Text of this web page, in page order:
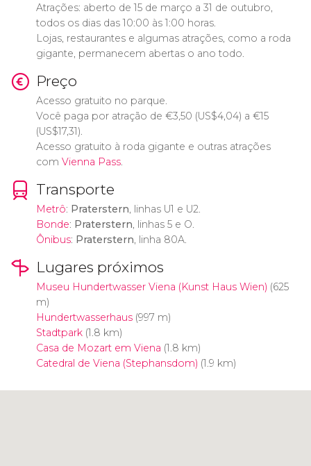
Atrações: aberto de 15 de março a 31 de outubro,
todos os dias das 10:00 às 1:00 horas.
Lojas, restaurantes e algumas atrações, como a roda
gigante, permanecem abertas o ano todo.
Preço
Acesso gratuito no parque.
Você paga por atração de €3,50 (US$4,04) a €15
(US$17,31).
Acesso gratuito à roda gigante e outras atrações
com Vienna Pass.
Transporte
Metrô: Praterstern, linhas U1 e U2.
Bonde: Praterstern, linhas 5 e O.
Ônibus: Praterstern, linha 80A.
Lugares próximos
Museu Hundertwasser Viena (Kunst Haus Wien) (625
m)
Hundertwasserhaus(997 m)
Stadtpark(1.8 km)
Casa de Mozart em Viena (1.8 km)
Catedral de Viena (Stephansdom) (1.9 km)